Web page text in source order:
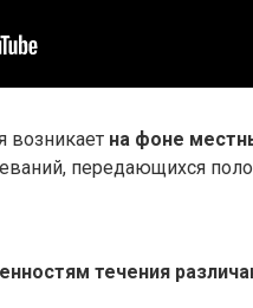
возникает на фоне
передающихся
течения